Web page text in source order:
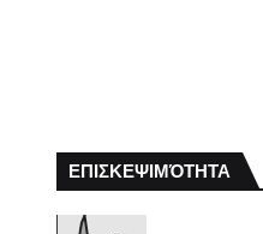
ΕΠΙΣΚΕΨΙΜΌΤΗΤΑ